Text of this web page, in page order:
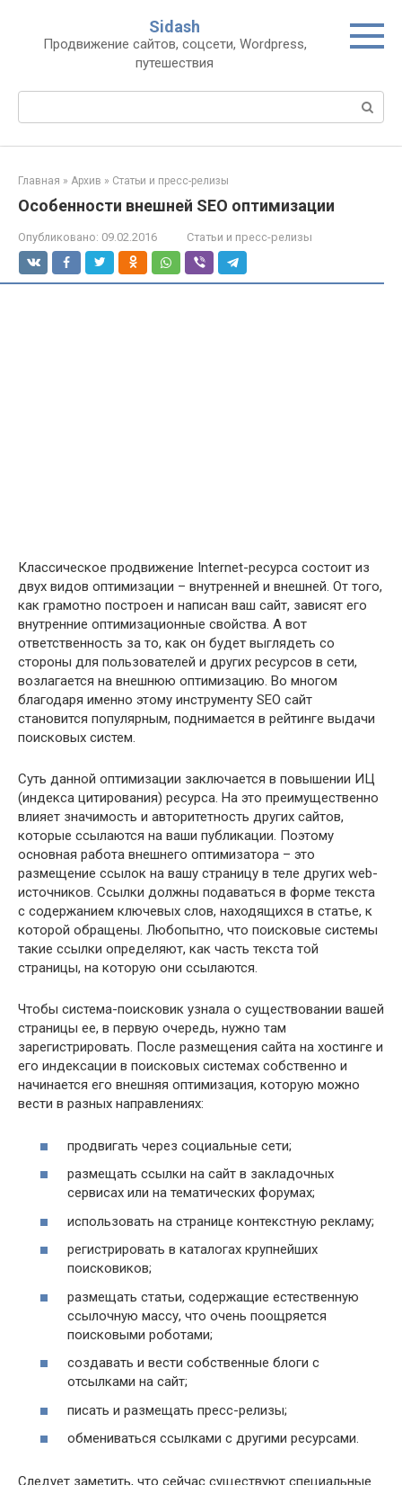
контенту
Sidash
Продвижение сайтов, соцсети, Wordpress,
путешествия
Главная » Архив » Статьи и пресс-релизы
Особенности внешней SEO оптимизации
Опубликовано: 09.02.2016 Статьи и пресс-релизы
Классическое продвижение Internet-ресурса состоит из
двух видов оптимизации – внутренней и внешней. От того,
как грамотно построен и написан ваш сайт, зависят его
внутренние оптимизационные свойства. А вот
ответственность за то, как он будет выглядеть со
стороны для пользователей и других ресурсов в сети,
возлагается на внешнюю оптимизацию. Во многом
благодаря именно этому инструменту SEO сайт
становится популярным, поднимается в рейтинге выдачи
поисковых систем.
Суть данной оптимизации заключается в повышении ИЦ
(индекса цитирования) ресурса. На это преимущественно
влияет значимость и авторитетность других сайтов,
которые ссылаются на ваши публикации. Поэтому
основная работа внешнего оптимизатора – это
размещение ссылок на вашу страницу в теле других web-
источников. Ссылки должны подаваться в форме текста
с содержанием ключевых слов, находящихся в статье, к
которой обращены. Любопытно, что поисковые системы
такие ссылки определяют, как часть текста той
страницы, на которую они ссылаются.
Чтобы система-поисковик узнала о существовании вашей
страницы ее, в первую очередь, нужно там
зарегистрировать. После размещения сайта на хостинге и
его индексации в поисковых системах собственно и
начинается его внешняя оптимизация, которую можно
вести в разных направлениях:
продвигать через социальные сети;
размещать ссылки на сайт в закладочных
сервисах или на тематических форумах;
использовать на странице контекстную рекламу;
регистрировать в каталогах крупнейших
поисковиков;
размещать статьи, содержащие естественную
ссылочную массу, что очень поощряется
поисковыми роботами;
создавать и вести собственные блоги с
отсылками на сайт;
писать и размещать пресс-релизы;
обмениваться ссылками с другими ресурсами.
Следует заметить, что сейчас существуют специальные